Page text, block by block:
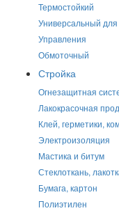
Термостойкий
Универсальный
Управления
Обмоточный
Стройка
Огнезащитная
Лакокрасочная
Клей, герметики,
Электроизоляция
Мастика и битум
Стеклоткань,
Бумага, картон
Полиэтилен